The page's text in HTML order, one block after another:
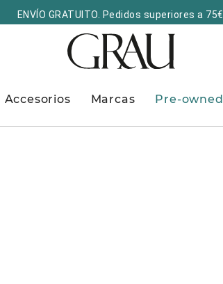
ENVÍO GRATUITO. Pedidos superiores a 75€.
Accesorios Marcas Pre-owned